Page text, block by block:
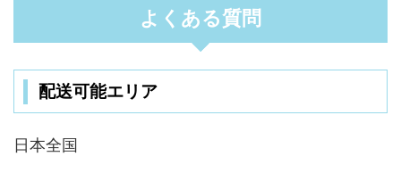
よくある質問
配送可能エリア
日本全国